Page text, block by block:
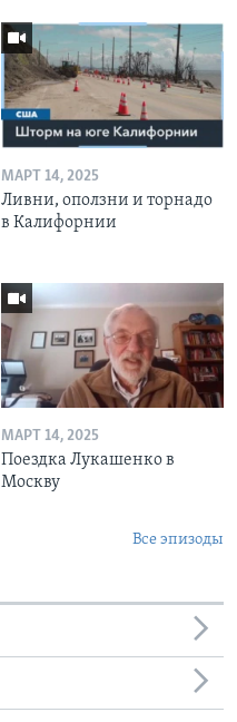
МАРТ 14, 2025
Ливни, оползни и торнадо
в Калифорнии
МАРТ 14, 2025
Поездка Лукашенко в
Москву
Все эпизоды